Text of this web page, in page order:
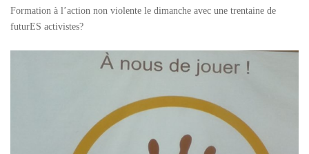
Formation à l’action non violente le dimanche avec une trentaine de
futurES activistes?